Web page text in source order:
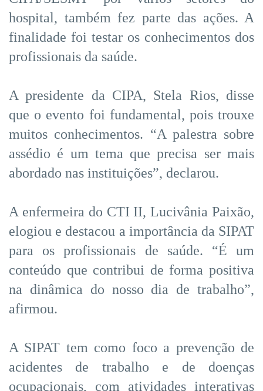
hospital, também fez parte das ações. A
finalidade foi testar os conhecimentos dos
profissionais da saúde.
A presidente da CIPA, Stela Rios, disse
que o evento foi fundamental, pois trouxe
muitos conhecimentos. “A palestra sobre
assédio é um tema que precisa ser mais
abordado nas instituições”, declarou.
A enfermeira do CTI II, Lucivânia Paixão,
elogiou e destacou a importância da SIPAT
para os profissionais de saúde. “É um
conteúdo que contribui de forma positiva
na dinâmica do nosso dia de trabalho”,
afirmou.
A SIPAT tem como foco a prevenção de
acidentes de trabalho e de doenças
ocupacionais, com atividades interativas